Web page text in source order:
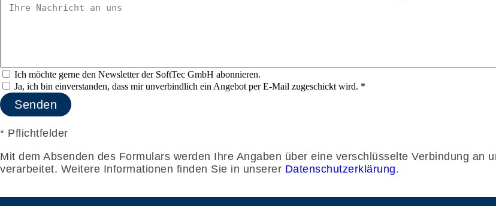
Ich möchte gerne den Newsletter der SoftTec GmbH abonnieren.
Ja, ich bin einverstanden, dass mir unverbindlich ein Angebot per E-Mail zugeschickt wird. *
Senden
* Pflichtfelder
Mit dem Absenden des Formulars werden Ihre Angaben über eine verschlüsselte Verbindung an
verarbeitet. Weitere Informationen finden Sie in unserer Datenschutzerklärung.